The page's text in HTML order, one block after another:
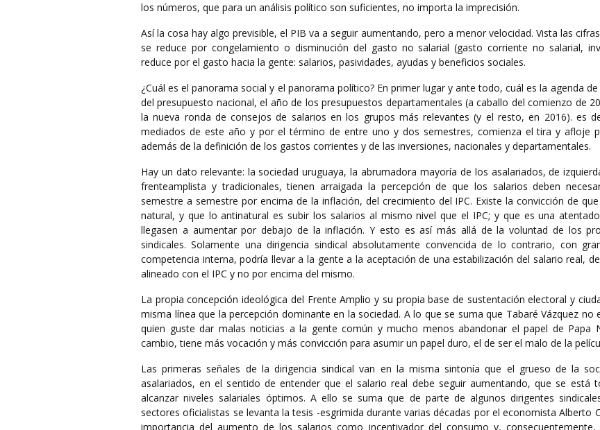
los números, que para un análisis político son suficientes, no importa la imprecisión.
Así la cosa hay algo previsible, el PIB va a seguir aumentando, pero a menor velocidad. Vista las
se reduce por congelamiento o disminución del gasto no salarial (gasto corriente no salarial,
reduce por el gasto hacia la gente: salarios, pasividades, ayudas y beneficios sociales.
¿Cuál es el panorama social y el panorama político? En primer lugar y ante todo, cuál es la agenda
del presupuesto nacional, el año de los presupuestos departamentales (a caballo del comienzo de
la nueva ronda de consejos de salarios en los grupos más relevantes (y el resto, en 2016). es
mediados de este año y por el término de entre uno y dos semestres, comienza el tira y afloje
además de la definición de los gastos corrientes y de las inversiones, nacionales y departamentales.
Hay un dato relevante: la sociedad uruguaya, la abrumadora mayoría de los asalariados, de
frenteamplista y tradicionales, tienen arraigada la percepción de que los salarios deben
semestre a semestre por encima de la inflación, del crecimiento del IPC. Existe la convicción de
natural, y que lo antinatural es subir los salarios al mismo nivel que el IPC; y que es una
llegasen a aumentar por debajo de la inflación. Y esto es así más allá de la voluntad de los
sindicales. Solamente una dirigencia sindical absolutamente convencida de lo contrario, con
competencia interna, podría llevar a la gente a la aceptación de una estabilización del salario real,
alineado con el IPC y no por encima del mismo.
La propia concepción ideológica del Frente Amplio y su propia base de sustentación electoral y
misma línea que la percepción dominante en la sociedad. A lo que se suma que Tabaré Vázquez no
quien guste dar malas noticias a la gente común y mucho menos abandonar el papel de Papa
cambio, tiene más vocación y más convicción para asumir un papel duro, el de ser el malo de la
Las primeras señales de la dirigencia sindical van en la misma sintonía que el grueso de la
asalariados, en el sentido de entender que el salario real debe seguir aumentando, que se está
alcanzar niveles salariales óptimos. A ello se suma que de parte de algunos dirigentes
sectores oficialistas se levanta la tesis -esgrimida durante varias décadas por el economista Alberto
importancia del aumento de los salarios como incentivador del consumo y, consecuentemente,